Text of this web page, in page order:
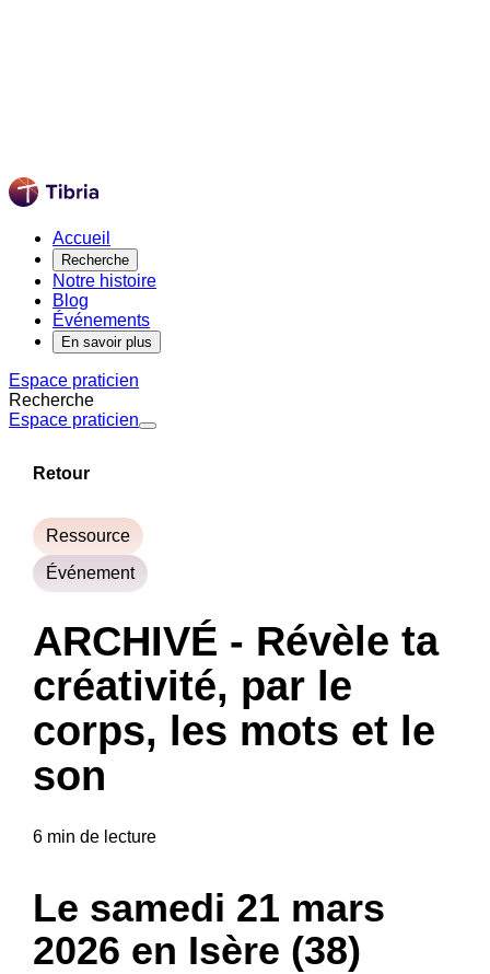
Accueil
Recherche
Notre histoire
Blog
Événements
En savoir plus
Espace praticien
Recherche
Espace praticien
Retour
Ressource
Événement
ARCHIVÉ - Révèle ta
créativité, par le
corps, les mots et le
son
6 min de lecture
Le samedi 21 mars
2026 en Isère (38)